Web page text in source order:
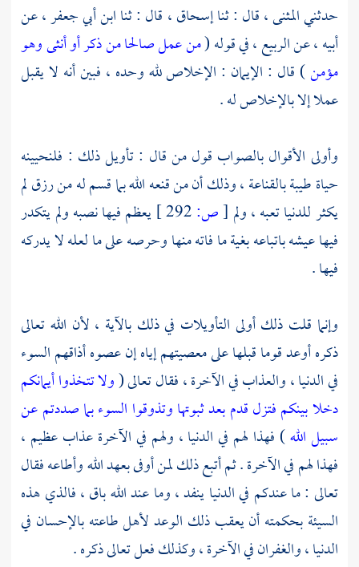
حدثنيالمثنى ،قال : ثناإسحاق ، قال : ثناابن أبي جعفر ،عن
أبيه ، عنالربيع ،في قوله (من عمل صالحا من ذكر أو أنثى وهو
مؤمن) قال : الإيمان : الإخلاص لله وحده ، فبين أنه لا يقبل
عملا إلا بالإخلاص له .
وأولى الأقوال بالصواب قول من قال : تأويل ذلك : فلنحيينه
حياة طيبة بالقناعة ، وذلك أن من قنعه الله بما قسم له من رزق لم
يكثر للدنيا تعبه ، ولم [ص:
يعظم فيها نصبه ولم يتكدر
فيها عيشه باتباعه بغية ما فاته منها وحرصه على ما لعله لا يدركه
فيها .
وإنما قلت ذلك أولى التأويلات في ذلك بالآية ، لأن الله تعالى
ذكره أوعد قوما قبلها على معصيتهم إياه إن عصوه أذاقهم السوء
في الدنيا ، والعذاب في الآخرة ، فقال تعالى (ولا تتخذوا أيمانكم
دخلا بينكم فتزل قدم بعد ثبوتها وتذوقوا السوء بما صددتم عن
سبيل الله) فهذا لهم في الدنيا ، ولهم في الآخرة عذاب عظيم ،
فهذا لهم في الآخرة . ثم أتبع ذلك لمن أوفى بعهد الله وأطاعه فقال
تعالى : ما عندكم في الدنيا ينفد ، وما عند الله باق ، فالذي هذه
السيئة بحكمته أن يعقب ذلك الوعد لأهل طاعته بالإحسان في
الدنيا ، والغفران في الآخرة ، وكذلك فعل تعالى ذكره .